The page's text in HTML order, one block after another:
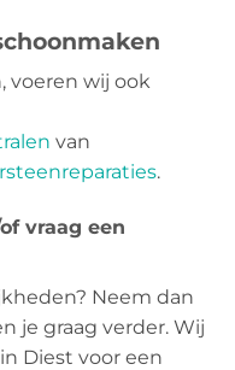
voeren wij ook
van
.
vraag een
Neem dan
je graag verder. Wij
Diest voor een